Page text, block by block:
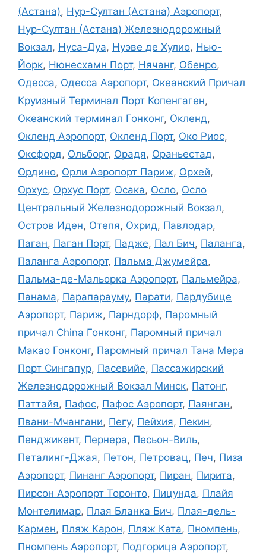
(Астана), Нур-Султан (Астана) Аэропорт,
Нур-Султан (Астана) Железнодорожный
Вокзал, Нуса-Дуа, Нуэве де Хулио, Нью-
Йорк, Нюнесхамн Порт, Нячанг, Обенро,
Одесса, Одесса Аэропорт, Океанский Причал
Круизный Терминал Порт Копенгаген,
Океанский терминал Гонконг, Окленд,
Окленд Аэропорт, Окленд Порт, Око Риос,
Оксфорд, Ольборг, Орадя, Ораньестад,
Ордино, Орли Аэропорт Париж, Орхей,
Орхус, Орхус Порт, Осака, Осло, Осло
Центральный Железнодорожный Вокзал,
Остров Иден, Отепя, Охрид, Павлодар,
Паган, Паган Порт, Падже, Пал Бич, Паланга,
Паланга Аэропорт, Пальма Джумейра,
Пальма-де-Мальорка Аэропорт, Пальмейра,
Панама, Парапарауму, Парати, Пардубице
Аэропорт, Париж, Парндорф, Паромный
причал China Гонконг, Паромный причал
Макао Гонконг, Паромный причал Тана Мера
Порт Сингапур, Пасевийе, Пассажирский
Железнодорожный Вокзал Минск, Патонг,
Паттайя, Пафос, Пафос Аэропорт, Паянган,
Пвани-Мчангани, Пегу, Пейхия, Пекин,
Пенджикент, Пернера, Песьон-Виль,
Петалинг-Джая, Петон, Петровац, Печ, Пиза
Аэропорт, Пинанг Аэропорт, Пиран, Пирита,
Пирсон Аэропорт Торонто, Пицунда, Плайя
Монтелимар, Плая Бланка Бич, Плая-дель-
Кармен, Пляж Карон, Пляж Ката, Пномпень,
Пномпень Аэропорт, Подгорица Аэропорт,